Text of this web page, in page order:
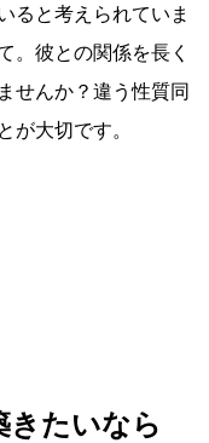
ると考えられていま
。彼との関係を長く
せんか？違う性質同
が大切です。
きたいなら